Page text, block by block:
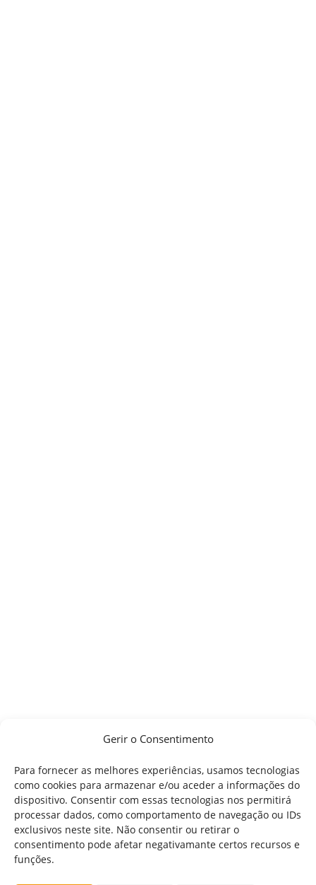
Gerir o Consentimento
Para fornecer as melhores experiências, usamos tecnologias
como cookies para armazenar e/ou aceder a informações do
dispositivo. Consentir com essas tecnologias nos permitirá
processar dados, como comportamento de navegação ou IDs
exclusivos neste site. Não consentir ou retirar o
consentimento pode afetar negativamante certos recursos e
funções.